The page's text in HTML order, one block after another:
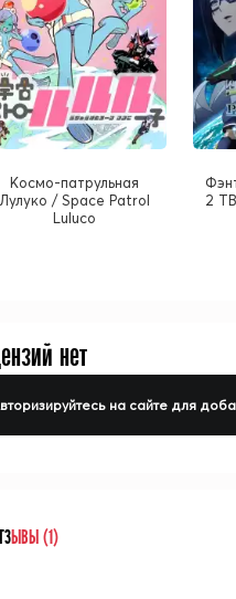
Космо-патрульная
Лулуко / Space Patrol
Luluco
2
нет
на сайте для
ЫВЫ (1)